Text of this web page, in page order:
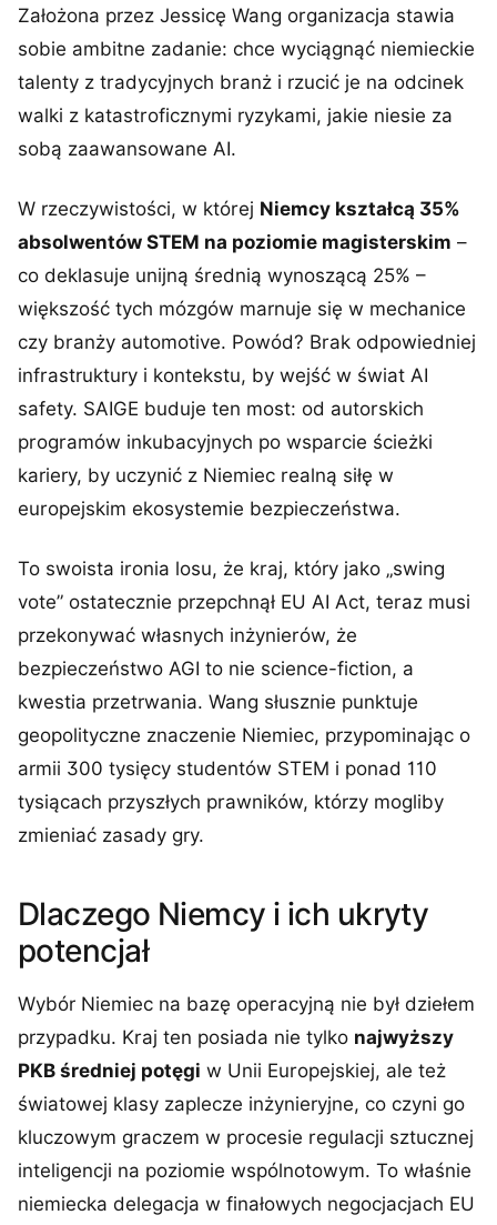
Założona przez Jessicę Wang organizacja stawia
sobie ambitne zadanie: chce wyciągnąć niemieckie
talenty z tradycyjnych branż i rzucić je na odcinek
walki z katastroficznymi ryzykami, jakie niesie za
sobą zaawansowane AI.
W rzeczywistości, w której Niemcy kształcą 35%
absolwentów STEM na poziomie magisterskim –
co deklasuje unijną średnią wynoszącą 25% –
większość tych mózgów marnuje się w mechanice
czy branży automotive. Powód? Brak odpowiedniej
infrastruktury i kontekstu, by wejść w świat AI
safety. SAIGE buduje ten most: od autorskich
programów inkubacyjnych po wsparcie ścieżki
kariery, by uczynić z Niemiec realną siłę w
europejskim ekosystemie bezpieczeństwa.
To swoista ironia losu, że kraj, który jako „swing
vote” ostatecznie przepchnął EU AI Act, teraz musi
przekonywać własnych inżynierów, że
bezpieczeństwo AGI to nie science-fiction, a
kwestia przetrwania. Wang słusznie punktuje
geopolityczne znaczenie Niemiec, przypominając o
armii 300 tysięcy studentów STEM i ponad 110
tysiącach przyszłych prawników, którzy mogliby
zmieniać zasady gry.
Dlaczego Niemcy i ich ukryty
potencjał
Wybór Niemiec na bazę operacyjną nie był dziełem
przypadku. Kraj ten posiada nie tylko najwyższy
PKB średniej potęgi w Unii Europejskiej, ale też
światowej klasy zaplecze inżynieryjne, co czyni go
kluczowym graczem w procesie regulacji sztucznej
inteligencji na poziomie wspólnotowym. To właśnie
niemiecka delegacja w finałowych negocjacjach EU